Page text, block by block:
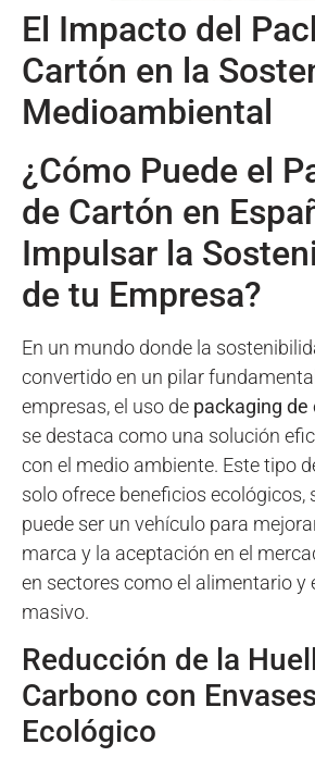
El Impacto del
Cartón en la
Medioambiental
¿Cómo Puede el
de Cartón en
Impulsar la
de tu Empresa?
En un mundo donde la
convertido en un pilar
empresas, el uso de packaging de
se destaca como una solución
con el medio ambiente. Este tipo
solo ofrece beneficios ecológicos,
puede ser un vehículo para
marca y la aceptación en el
en sectores como el alimentario y
masivo.
Reducción de la
Carbono con
Ecológico